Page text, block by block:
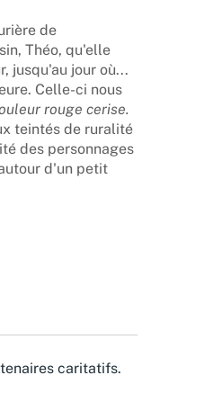
de
Théo, qu'elle
jusqu'au jour où...
Celle-ci nous
rouge cerise.
teintés de ruralité
des personnages
d'un petit
caritatifs.